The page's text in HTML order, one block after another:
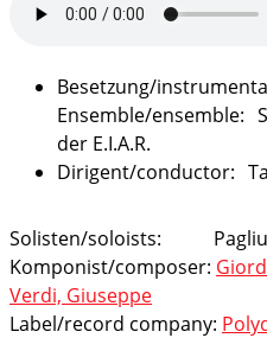
der E.I.A.R.
Solisten/soloists:
Komponist/composer:
Verdi, Giuseppe
Label/record company: